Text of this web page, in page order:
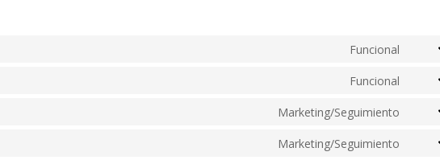
Funcional
Funcional
Marketing/Seguimiento
Marketing/Seguimiento